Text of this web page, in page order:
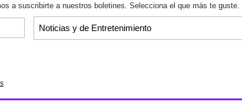
a suscribirte a nuestros boletines. Selecciona el que más te guste.